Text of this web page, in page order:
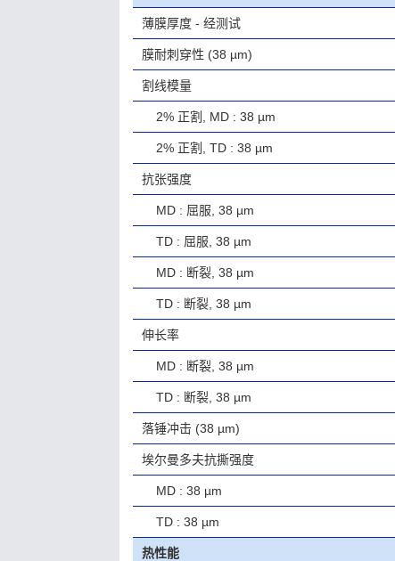
薄膜厚度 - 经测试
膜耐刺穿性 (38 µm)
割线模量
2% 正割, MD : 38 µm
2% 正割, TD : 38 µm
抗张强度
MD : 屈服, 38 µm
TD : 屈服, 38 µm
MD : 断裂, 38 µm
TD : 断裂, 38 µm
伸长率
MD : 断裂, 38 µm
TD : 断裂, 38 µm
落锤冲击 (38 µm)
埃尔曼多夫抗撕强度
MD : 38 µm
TD : 38 µm
热性能